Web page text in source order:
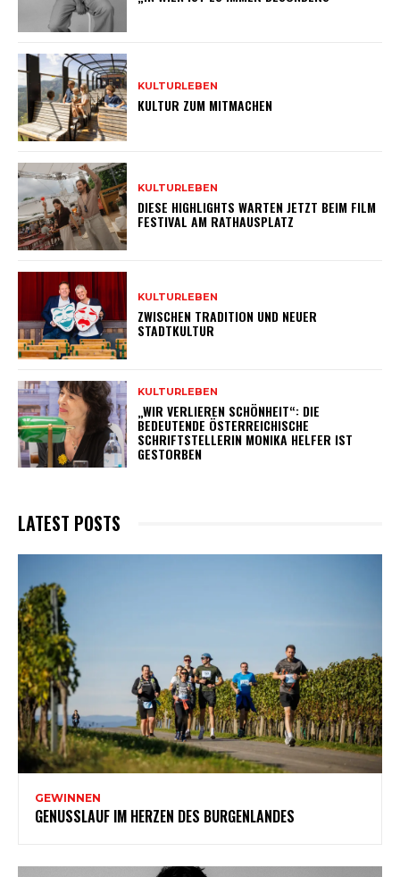
KULTURLEBEN
KULTUR ZUM MITMACHEN
KULTURLEBEN
DIESE HIGHLIGHTS WARTEN JETZT BEIM FILM
FESTIVAL AM RATHAUSPLATZ
KULTURLEBEN
ZWISCHEN TRADITION UND NEUER
STADTKULTUR
KULTURLEBEN
„WIR VERLIEREN SCHÖNHEIT“: DIE
BEDEUTENDE ÖSTERREICHISCHE
SCHRIFTSTELLERIN MONIKA HELFER IST
GESTORBEN
LATEST POSTS
GEWINNEN
GENUSSLAUF IM HERZEN DES BURGENLANDES